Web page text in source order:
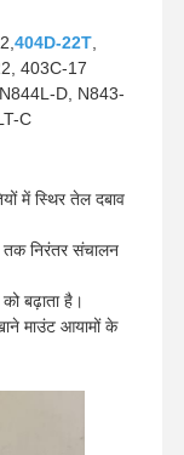
404D-22T,
403C-17
D, N843-
C
में स्थिर तेल दबाव
तक निरंतर संचालन
बढ़ाता है।
माउंट आयामों के